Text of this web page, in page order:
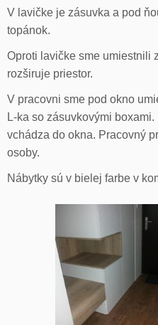
V lavičke je zásuvka a pod
topánok.
Oproti lavičke sme umiestnili
rozširuje priestor.
V pracovni sme pod okno
L-ka so zásuvkovými
vchádza do okna. Pracovný
osoby.
Nábytky sú v bielej farbe v